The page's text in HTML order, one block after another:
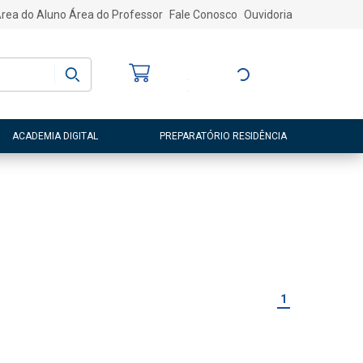
do Aluno Área do Professor Fale Conosco Ouvidoria
Entre ou Cadastre-
ACADEMIA DIGITAL PREPARATÓRIO RESIDÊNCIA
1